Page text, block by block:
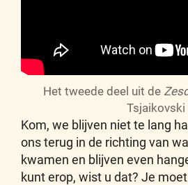
Het tweede deel uit de
Tsjaikovski
Kom, we blijven niet te lang
ons terug in de richting van
kwamen en blijven even
kunt erop, wist u dat? Je